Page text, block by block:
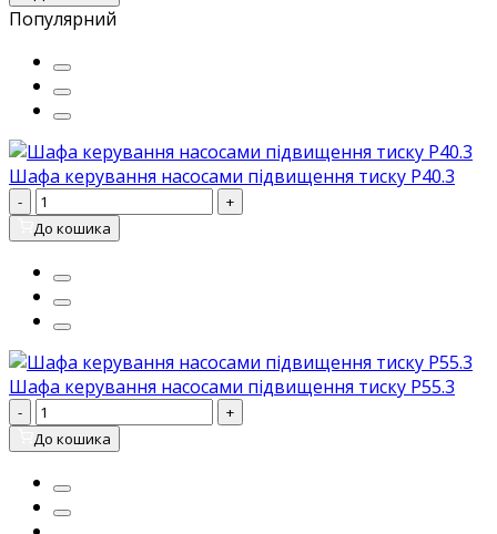
Популярний
Шафа керування насосами підвищення тиску P40.3
-
+
До кошика
Шафа керування насосами підвищення тиску P55.3
-
+
До кошика